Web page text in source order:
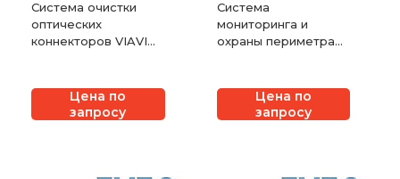
Система очистки
оптических
коннекторов VIAVI
Цена по
запросу
Система
мониторинга и
охраны периметра
Цена по
запросу